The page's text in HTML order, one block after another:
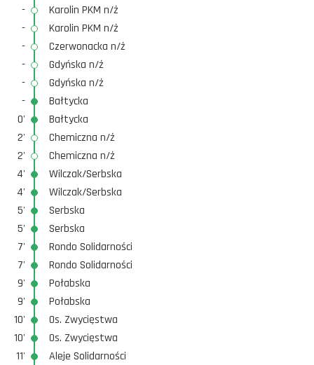
-
Karolin PKM n/ż
-
Karolin PKM n/ż
-
Czerwonacka n/ż
-
Gdyńska n/ż
-
Gdyńska n/ż
-
Bałtycka
0'
Bałtycka
2'
Chemiczna n/ż
2'
Chemiczna n/ż
4'
Wilczak/Serbska
4'
Wilczak/Serbska
5'
Serbska
5'
Serbska
7'
Rondo Solidarności
7'
Rondo Solidarności
9'
Połabska
9'
Połabska
10'
Os. Zwycięstwa
10'
Os. Zwycięstwa
11'
Aleje Solidarności